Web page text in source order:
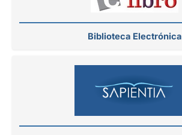
Biblioteca Electrónica